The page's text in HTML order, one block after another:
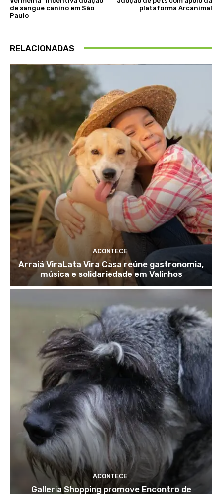
de sangue canino em São
Paulo
plataforma Arcanimal
RELACIONADAS
ACONTECE
Arraiá ViraLata Vira Casa reúne gastronomia,
música e solidariedade em Valinhos
ACONTECE
Galleria Shopping promove Encontro de